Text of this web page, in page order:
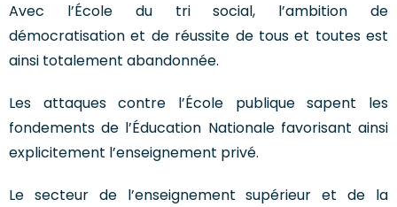
Avec l’École du tri social, l’ambition de
démocratisation et de réussite de tous et toutes est
ainsi totalement abandonnée.
Les attaques contre l’École publique sapent les
fondements de l’Éducation Nationale favorisant ainsi
explicitement l’enseignement privé.
Le secteur de l’enseignement supérieur et de la